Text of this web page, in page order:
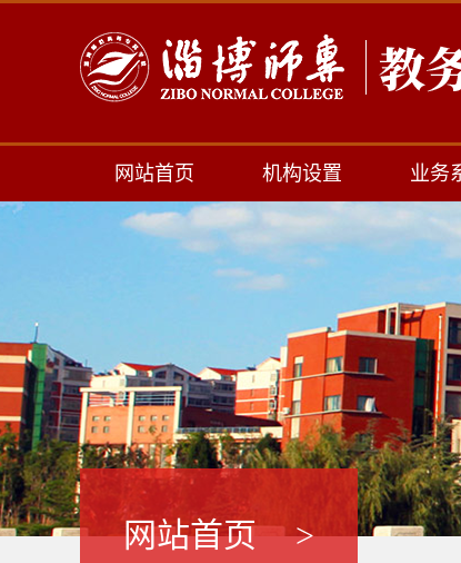
网站首页 机构设置 业务
网站首页 >